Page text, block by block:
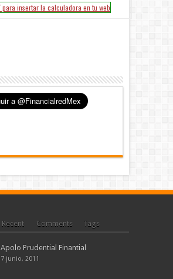
Recent Comments Tags
Apolo Prudential Finantial
7 junio, 2011